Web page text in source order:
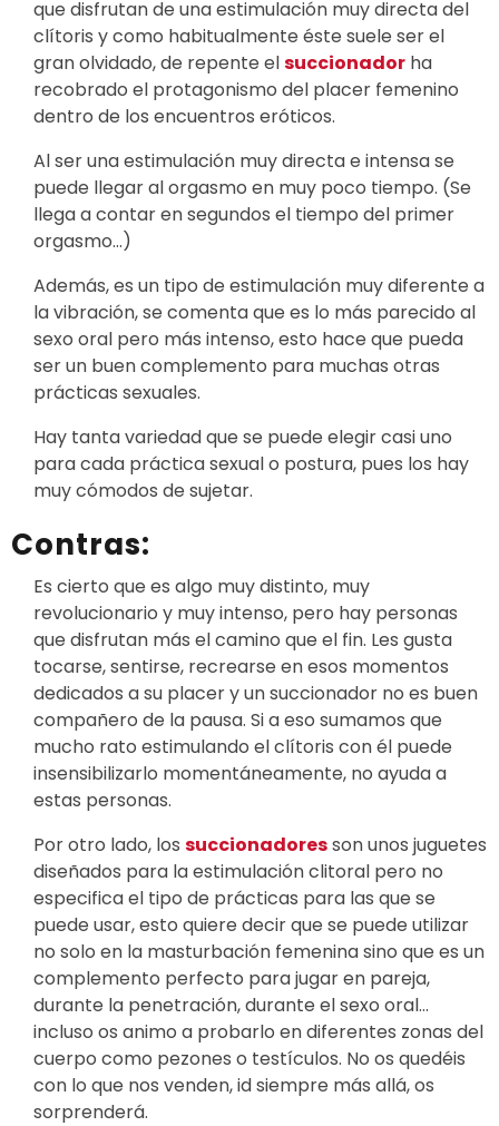
que disfrutan de una estimulación muy directa del
clítoris y como habitualmente éste suele ser el
gran olvidado, de repente elsuccionador ha
recobrado el protagonismo del placer femenino
dentro de los encuentros eróticos.
Al ser una estimulación muy directa e intensa se
puede llegar al orgasmo en muy poco tiempo. (Se
llega a contar en segundos el tiempo del primer
orgasmo…)
Además, es un tipo de estimulación muy diferente a
la vibración, se comenta que es lo más parecido al
sexo oral pero más intenso, esto hace que pueda
ser un buen complemento para muchas otras
prácticas sexuales.
Hay tanta variedad que se puede elegir casi uno
para cada práctica sexual o postura, pues los hay
muy cómodos de sujetar.
Contras:
Es cierto que es algo muy distinto, muy
revolucionario y muy intenso, pero hay personas
que disfrutan más el camino que el fin. Les gusta
tocarse, sentirse, recrearse en esos momentos
dedicados a su placer y un succionador no es buen
compañero de la pausa. Si a eso sumamos que
mucho rato estimulando el clítoris con él puede
insensibilizarlo momentáneamente, no ayuda a
estas personas.
Por otro lado, los succionadoresson unos juguetes
diseñados para la estimulación clitoral pero no
especifica el tipo de prácticas para las que se
puede usar, esto quiere decir que se puede utilizar
no solo en la masturbación femenina sino que es un
complemento perfecto para jugar en pareja,
durante la penetración, durante el sexo oral…
incluso os animo a probarlo en diferentes zonas del
cuerpo como pezones o testículos. No os quedéis
con lo que nos venden, id siempre más allá, os
sorprenderá.